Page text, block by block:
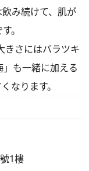
み続けて、肌が
。
さにはバラツキ
も一緒に加える
なります。
1樓